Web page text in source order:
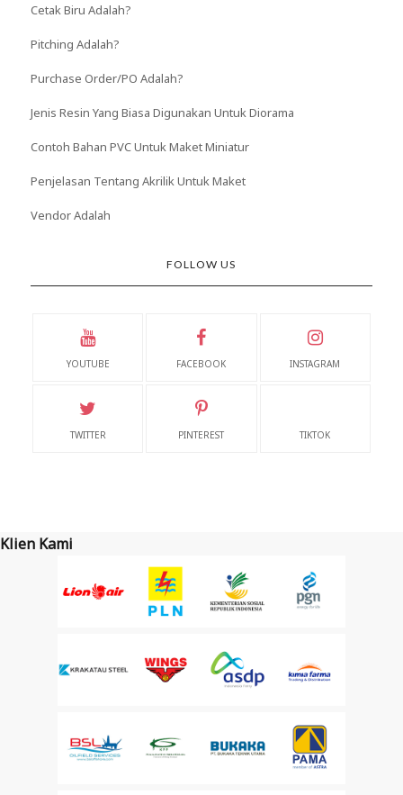
Cetak Biru Adalah?
Pitching Adalah?
Purchase Order/PO Adalah?
Jenis Resin Yang Biasa Digunakan Untuk Diorama
Contoh Bahan PVC Untuk Maket Miniatur
Penjelasan Tentang Akrilik Untuk Maket
Vendor Adalah
FOLLOW US
YOUTUBE FACEBOOK INSTAGRAM
TWITTER PINTEREST TIKTOK
Klien Kami